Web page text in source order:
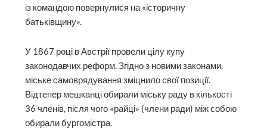
із командою повернулися на «історичну
батьківщину».
У 1867 році в Австрії провели цілу купу
законодавчих реформ. Згідно з новими законами,
міське самоврядування зміцнило свої позиції.
Відтепер мешканці обирали міську раду в кількості
36 членів, після чого «райці» (члени ради) між собою
обирали бургомістра.